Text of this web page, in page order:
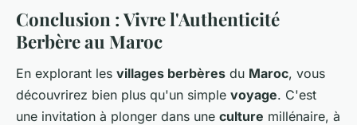
Conclusion : Vivre l'Authenticité
Berbère au Maroc
En explorant les villages berbères du Maroc, vous
découvrirez bien plus qu'un simple voyage. C'est
une invitation à plonger dans une culture millénaire, à